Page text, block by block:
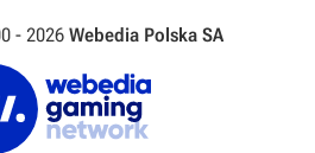
- 2026 Webedia Polska SA